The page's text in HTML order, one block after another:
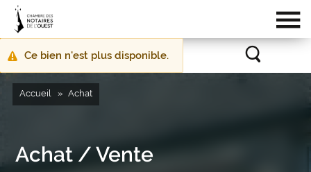
Message
d'avertissement
Ce bien n'est plus disponible.
Accueil Achat
Achat / Vente